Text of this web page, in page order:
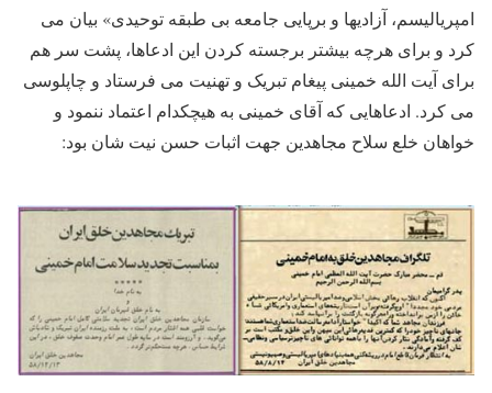
امپریالیسم، آزادیها و برپایی جامعه بی طبقه توحیدی» بیان می
کرد و برای هرچه بیشتر برجسته کردن این ادعاها، پشت سر هم
برای آیت الله خمینی پیغام تبریک و تهنیت می فرستاد و چاپلوسی
می کرد. ادعاهایی که آقای خمینی به هیچکدام اعتماد ننمود و
خواهان خلع سلاح مجاهدین جهت اثبات حسن نیت شان بود: